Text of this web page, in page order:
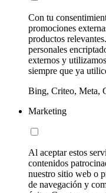
Con tu
promociones
productos
personales
externos y
siempre que ya
Bing, Criteo, Meta,
Marketing
Al aceptar estos
contenidos
nuestro sitio web o
de navegación y